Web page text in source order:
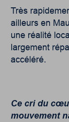
Très
ailleurs en
une réalité
largement
accéléré.
Ce cri du
mouvement